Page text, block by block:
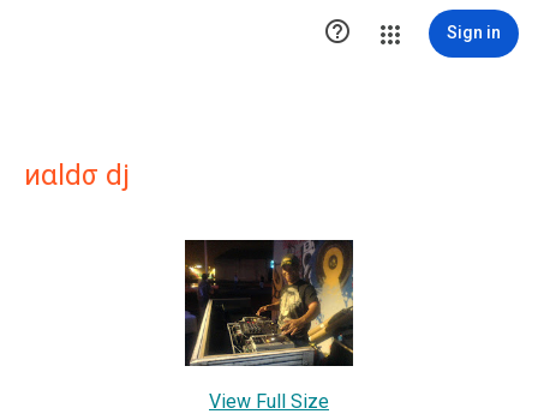
 Sign in
иαldσ dj
View Full Size